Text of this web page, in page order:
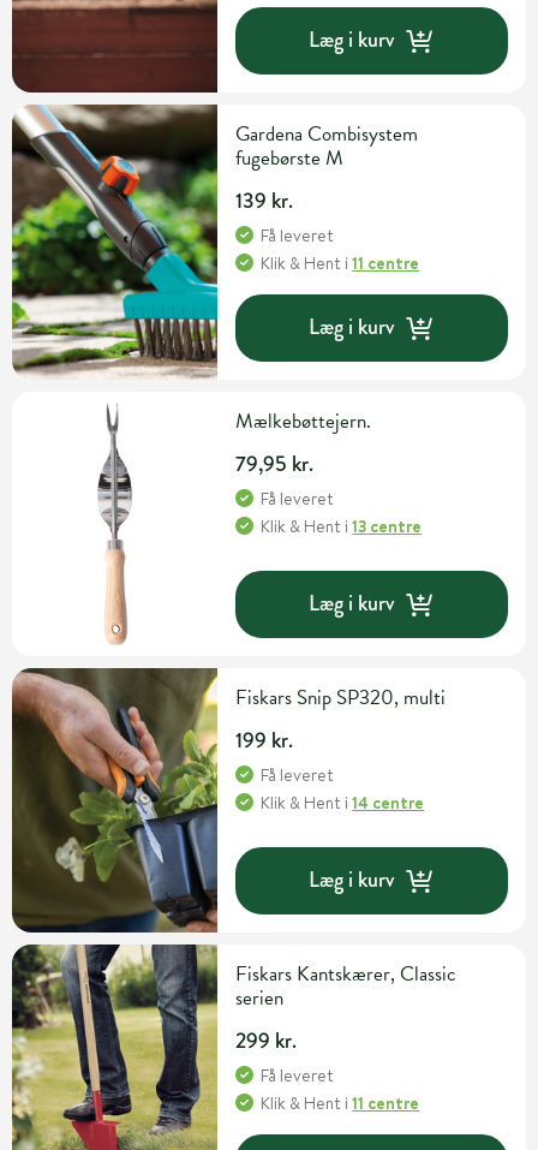
Læg i kurv
Gardena Combisystem
fugebørste M
139 kr.
Få leveret
Klik & Hent i11 centre
Læg i kurv
Mælkebøttejern.
79,95 kr.
Få leveret
Klik & Hent i13 centre
Læg i kurv
Fiskars Snip SP320, multi
199 kr.
Få leveret
Klik & Hent i14 centre
Læg i kurv
Fiskars Kantskærer, Classic
serien
299 kr.
Få leveret
Klik & Hent i11 centre